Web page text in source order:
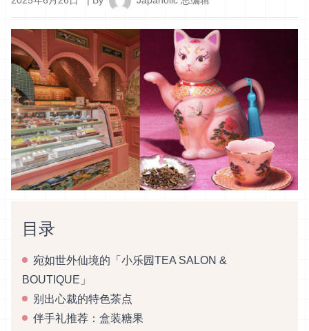
目录
宛如世外仙境的「小乐园TEA SALON &
BOUTIQUE」
别出心裁的特色茶点
伴手礼推荐：盒装糖果